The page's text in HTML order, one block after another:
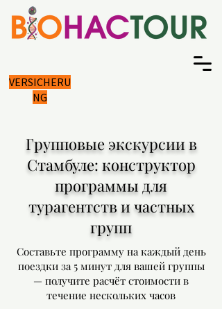
VERSICHERU
NG
Групповые экскурсии в
Стамбуле: конструктор
программы для
турагентств и частных
групп
Составьте программу на каждый день
поездки за 5 минут для вашей группы
— получите расчёт стоимости в
течение нескольких часов